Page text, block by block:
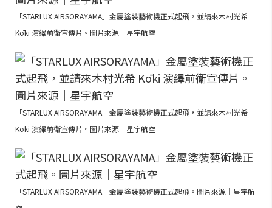
「STARLUX AIRSORAYAMA」金屬塗裝藝術機正式起飛，並請來木村光希
Kōki 演繹前衛宣傳片。圖片來源｜星宇航空
「STARLUX AIRSORAYAMA」金屬塗裝藝術機正式起飛，並請來木村光希
Kōki 演繹前衛宣傳片。圖片來源｜星宇航空
「STARLUX AIRSORAYAMA」金屬塗裝藝術機正式起飛。圖片來源｜星宇航